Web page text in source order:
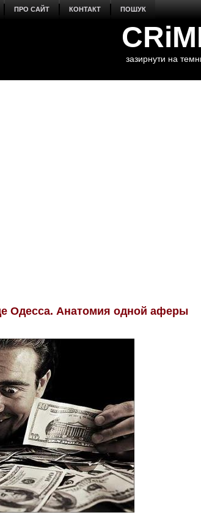
ПРО САЙТ КОНТАКТ ПОШУК
зазирнути на
Одесса. Анатомия одной аферы